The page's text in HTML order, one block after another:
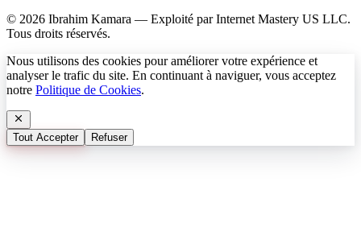
© 2026 Ibrahim Kamara — Exploité par Internet Mastery US LLC.
Tous droits réservés.
Nous utilisons des cookies pour améliorer votre expérience et
analyser le trafic du site. En continuant à naviguer, vous acceptez
notre Politique de Cookies.
Tout Accepter Refuser